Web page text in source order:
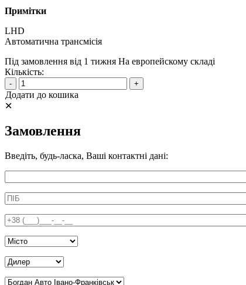
Примітки
LHD
Автоматична трансмісія
Під замовлення від 1 тижня На европейскому складі
Кількість:
- +
Додати до кошика
✕
Замовлення
Введіть, будь-ласка, Ваші контактні дані:
ПІБ
Телефон
Місто
Дилер Київ *
Дилер Івано-Франківськ*